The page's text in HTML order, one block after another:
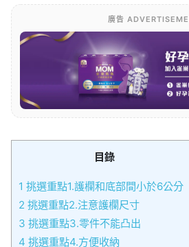
廣告
目錄
1 挑選重點1.護欄和底部間小於6公分
2 挑選重點2.注意護欄尺寸
3 挑選重點3.零件不能凸出
4 挑選重點4.方便收納